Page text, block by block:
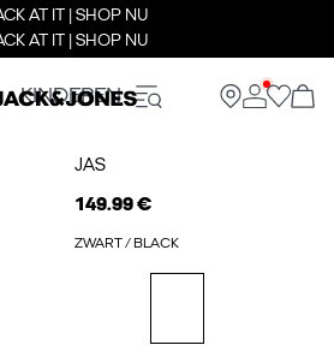
AT IT | SHOP NU
AT IT | SHOP NU
KINDEREN
JAS
149.99 €
ZWART / BLACK